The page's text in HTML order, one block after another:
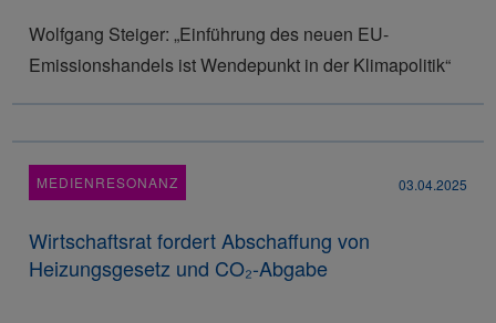
Wolfgang Steiger: „Einführung des neuen EU-
Emissionshandels ist Wendepunkt in der Klimapolitik“
MEDIENRESONANZ 03.04.2025
Wirtschaftsrat fordert Abschaffung von
Heizungsgesetz und CO₂-Abgabe